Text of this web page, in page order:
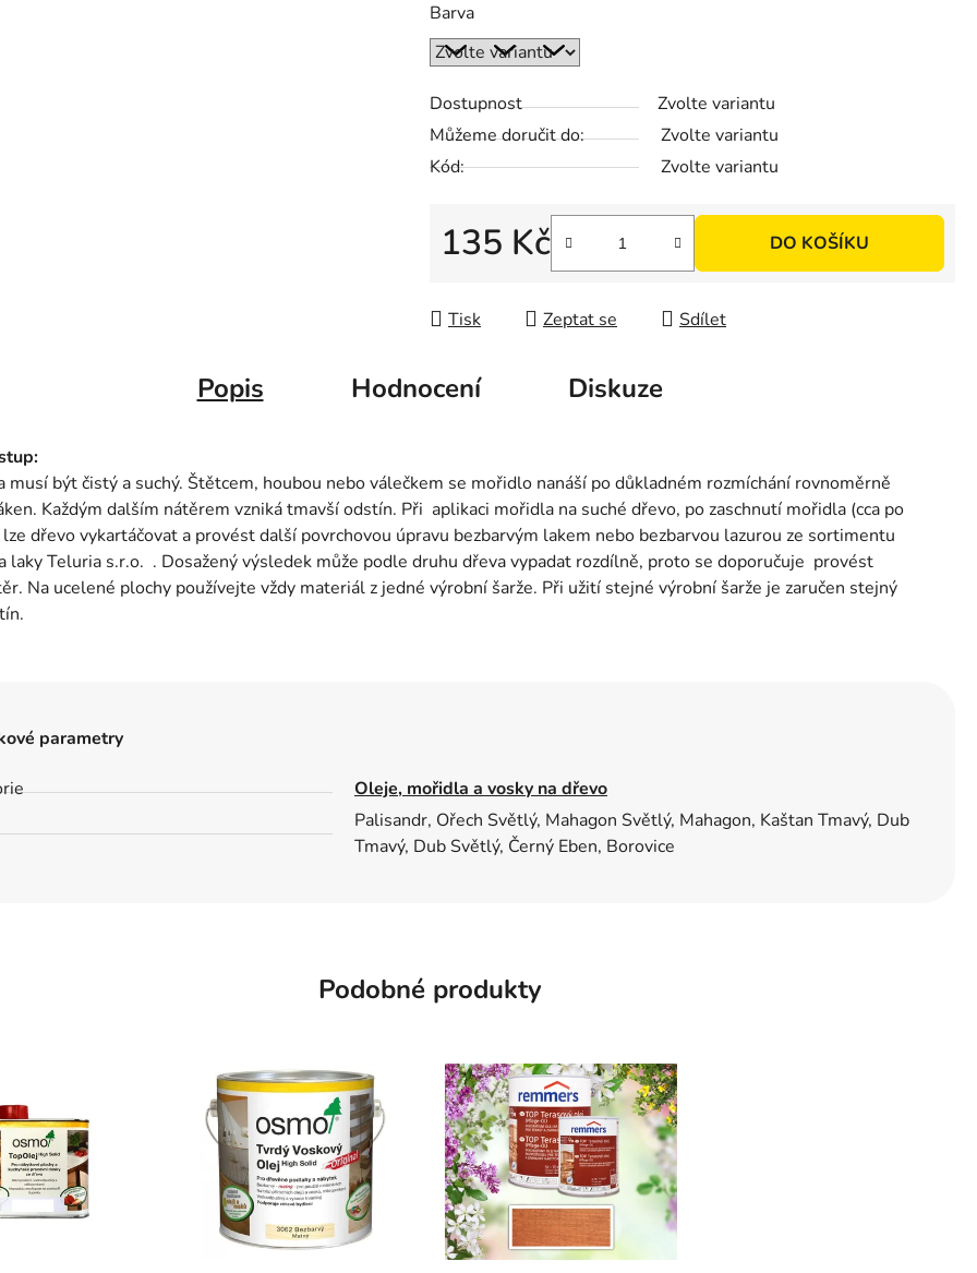
Barva
Dostupnost
Zvolte variantu
Můžeme doručit do:
Zvolte variantu
Kód:
Zvolte variantu
135 Kč DO KOŠÍKU
Tisk Zeptat se Sdílet
Popis Hodnocení Diskuze
musí být čistý a suchý. Štětcem, houbou nebo válečkem se mořidlo nanáší po důkladném rozmíchání rovnoměrně
Každým dalším nátěrem vzniká tmavší odstín. Při aplikaci mořidla na suché dřevo, po zaschnutí mořidla (cca po
dřevo vykartáčovat a provést další povrchovou úpravu bezbarvým lakem nebo bezbarvou lazurou ze sortimentu
laky Teluria s.r.o. . Dosažený výsledek může podle druhu dřeva vypadat rozdílně, proto se doporučuje provést
Na ucelené plochy používejte vždy materiál z jedné výrobní šarže. Při užití stejné výrobní šarže je zaručen stejný
parametry
Oleje, mořidla a vosky na dřevo
Palisandr, Ořech Světlý, Mahagon Světlý, Mahagon, Kaštan Tmavý, Dub
Tmavý, Dub Světlý, Černý Eben, Borovice
Podobné produkty